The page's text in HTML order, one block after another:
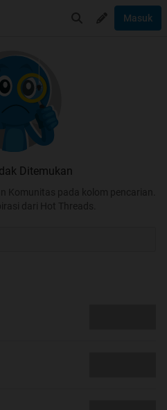
Masuk
Ditemukan
Komunitas pada kolom pencarian.
dari Hot Threads.